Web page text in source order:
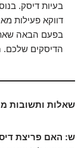
בעיות דיסק.
דווקא פעילות
בפעם הבאה
הדיסקים
שאלות ותשובות
ש: האם פריצת